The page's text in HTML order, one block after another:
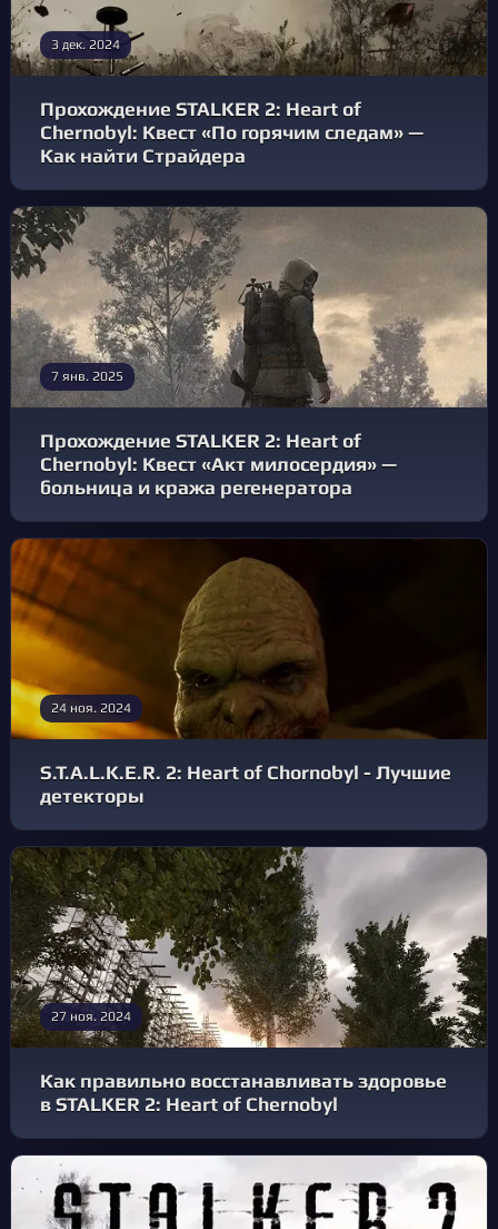
3 дек. 2024
Прохождение STALKER 2: Heart of
Chernobyl: Квест «По горячим следам» —
Как найти Страйдера
7 янв. 2025
Прохождение STALKER 2: Heart of
Chernobyl: Квест «Акт милосердия» —
больница и кража регенератора
24 ноя. 2024
S.T.A.L.K.E.R. 2: Heart of Chornobyl - Лучшие
детекторы
27 ноя. 2024
Как правильно восстанавливать здоровье
в STALKER 2: Heart of Chernobyl